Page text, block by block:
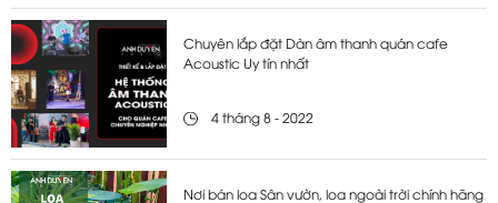
Chuyên lắp đặt Dàn âm thanh quán cafe
Acoustic Uy tín nhất
4 tháng 8 - 2022
Nơi bán loa Sân vườn, loa ngoài trời chính hãng